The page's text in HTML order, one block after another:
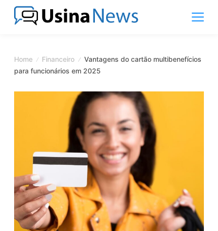
Skip
Magazine
Home Financeiro
Vantagens do cartão multibenefícios
para funcionários em 2025